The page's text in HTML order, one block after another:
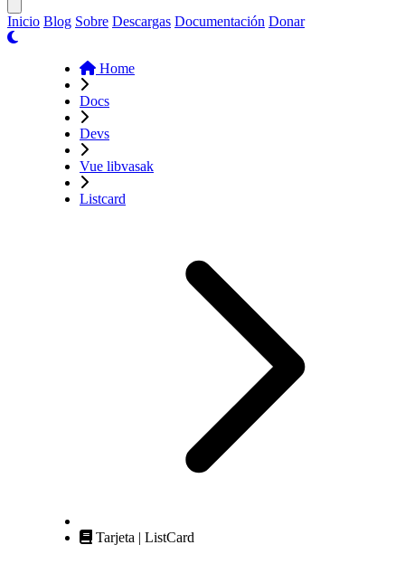
Inicio Blog Sobre Descargas Documentación Donar
Home
Docs
Devs
Vue libvasak
Listcard
Tarjeta | ListCard